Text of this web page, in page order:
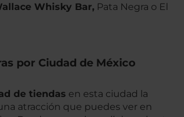
Whisky Bar, Pata Negra o El
por Ciudad de México
de tiendas en esta ciudad la
atracción que puedes ver en